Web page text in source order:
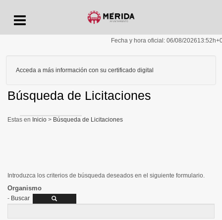
Fecha y hora oficial: 06/08/202613:52h
Acceda a más información con su certificado digital
Inicio > Búsqueda de Licitaciones
Búsqueda de Licitaciones
Introduzca los criterios de búsqueda deseados en el siguiente formulario.
Organismo
- Buscar